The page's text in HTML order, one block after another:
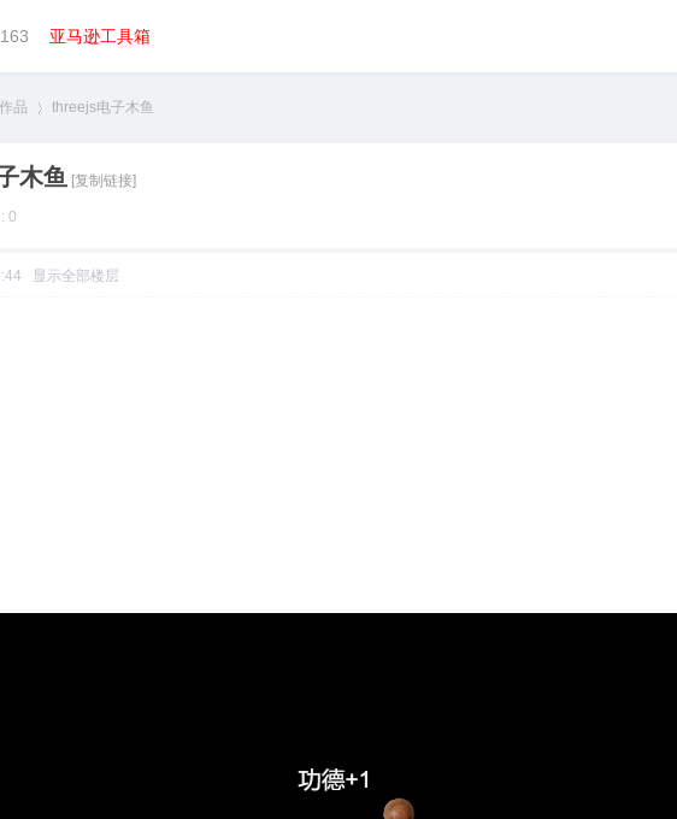
亚马逊工具箱
品 threejs电子木鱼
木鱼 [复制链接]
0
显示全部楼层